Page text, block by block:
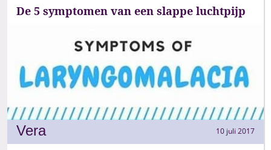
De 5 symptomen van een slappe luchtpijp
Vera 10 juli 2017